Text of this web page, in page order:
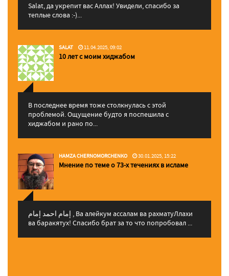
Salat, да укрепит вас Аллаx! Увидели, спасибо за
теплые слова :-)...
SALAT 11.04.2025, 09:02
10 лет с моим хиджабом
В последнее время тоже столкнулась с этой
проблемой. Ощущение будто я поспешила с
хиджабом и рано по...
HAMZA CHERNOMORCHENKO 30.01.2025, 15:22
Мнение по теме о 73-х течениях в исламе
إمام احمد إمام , Ва алейкум ассалам ва рахматуЛлахи
ва баракятух! Спасибо брат за то что попробовал ...